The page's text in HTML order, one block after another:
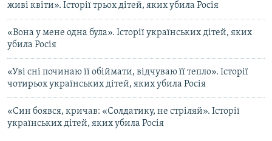
живі квіти». Історії трьох дітей, яких убила Росія
«Вона у мене одна була». Історії українських дітей, яких
убила Росія
«Уві сні починаю її обіймати, відчуваю її тепло». Історії
чотирьох українських дітей, яких убила Росія
«Син боявся, кричав: «Солдатику, не стріляй». Історії
українських дітей, яких убила Росія